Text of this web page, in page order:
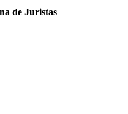
de Juristas